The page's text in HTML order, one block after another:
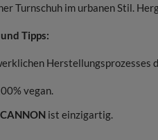
Turnschuh im urbanen Stil.
Tipps:
Herstellungsprozesses
vegan.
CANNON ist einzigartig.